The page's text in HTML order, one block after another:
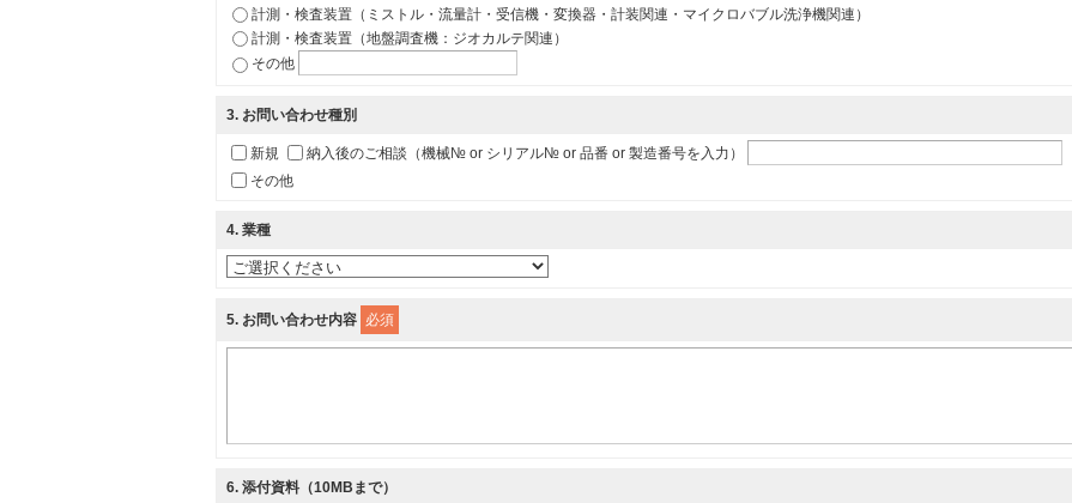
計測・検査装置（ミストル・流量計・受信機・変換器・計装関連・マイクロバブル洗浄機関連）
計測・検査装置（地盤調査機：ジオカルテ関連）
その他
3. お問い合わせ種別
新規
納入後のご相談（機械№ or シリアル№ or 品番 or 製造番号を入力）
その他
4. 業種
5. お問い合わせ内容 必須
6. 添付資料（10MBまで）